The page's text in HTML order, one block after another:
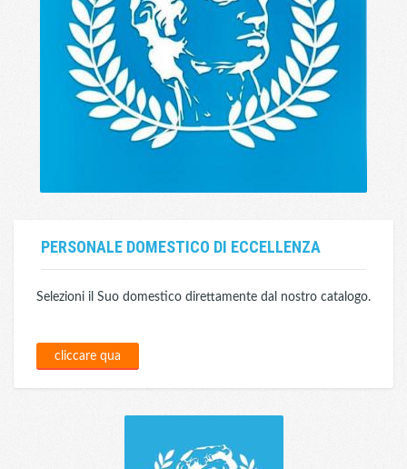
PERSONALE DOMESTICO DI ECCELLENZA
Selezioni il Suo domestico direttamente dal nostro catalogo.
cliccare qua